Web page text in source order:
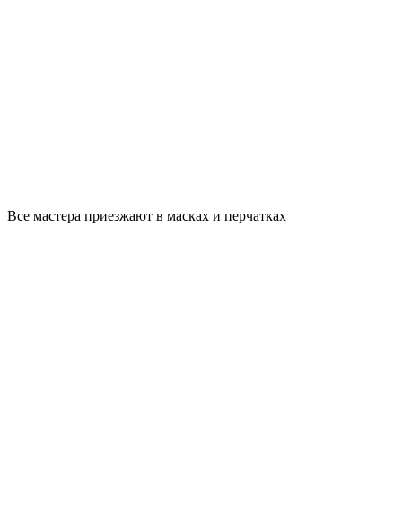
Все мастера приезжают в масках и перчатках